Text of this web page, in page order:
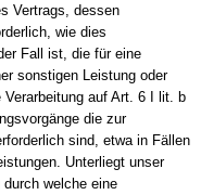
Vertrags, dessen
wie dies
Fall ist, die für eine
sonstigen Leistung oder
auf Art. 6 I lit. b
die zur
sind, etwa in Fällen
Unterliegt unser
welche eine